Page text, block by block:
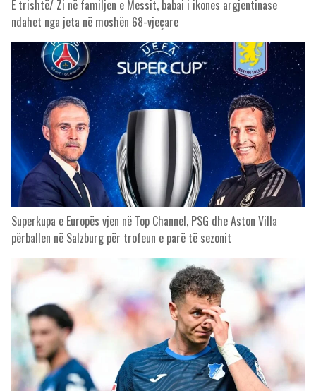
E trishtë/ Zi në familjen e Messit, babai i ikones argjentinase
ndahet nga jeta në moshën 68-vjeçare
Superkupa e Europës vjen në Top Channel, PSG dhe Aston Villa
përballen në Salzburg për trofeun e parë të sezonit